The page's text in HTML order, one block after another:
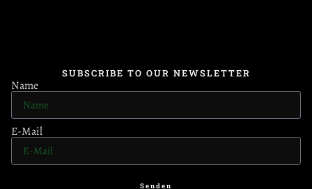
SUBSCRIBE TO OUR NEWSLETTER
Name
E-Mail
Senden